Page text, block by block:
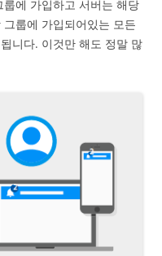
에 가입하고 서버는 해당
룹에 가입되어있는 모든
니다. 이것만 해도 정말 많